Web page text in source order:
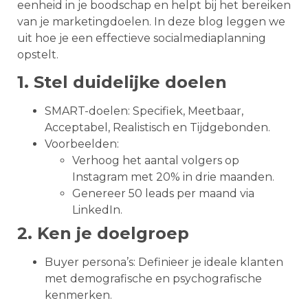
eenheid in je boodschap en helpt bij het bereiken
van je marketingdoelen. In deze blog leggen we
uit hoe je een effectieve socialmediaplanning
opstelt.
1. Stel duidelijke doelen
SMART-doelen: Specifiek, Meetbaar,
Acceptabel, Realistisch en Tijdgebonden.
Voorbeelden:
Verhoog het aantal volgers op
Instagram met 20% in drie maanden.
Genereer 50 leads per maand via
LinkedIn.
2. Ken je doelgroep
Buyer persona’s: Definieer je ideale klanten
met demografische en psychografische
kenmerken.